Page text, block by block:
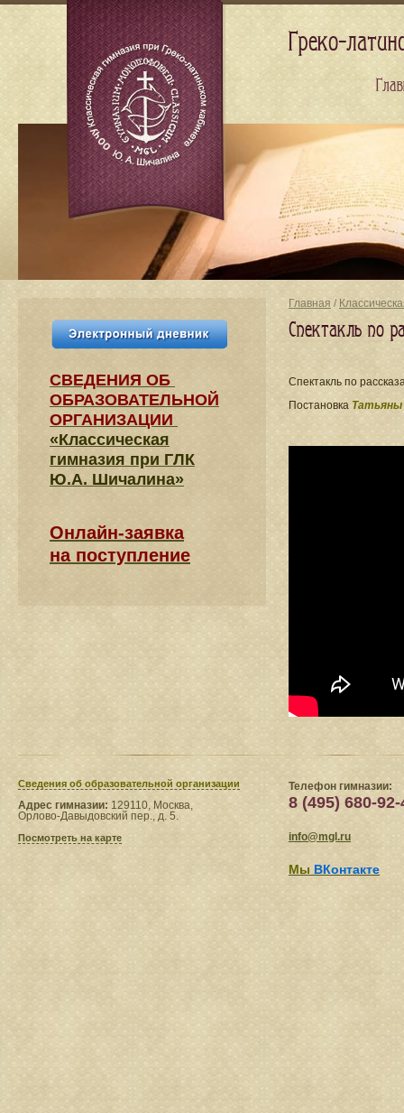
Главная /
Спектакль по
Спектакль по
Постановка Татьяны
СВЕДЕНИЯ​ ОБ
ОБРАЗОВАТЕЛЬНОЙ
ОРГАНИЗАЦИИ
«Классическая
гимназия при ГЛК
Ю.А. Шичалина»
Онлайн-заявка
на поступление
Сведения​ об образовательной организации
Адрес гимназии: 129110, Москва,
Орлово-Давыдовский пер., д. 5.
Посмотреть на карте
Телефон гимназии:
8 (495) 680-92-
info@mgl.ru
Мы ВКонтакте
Греко-